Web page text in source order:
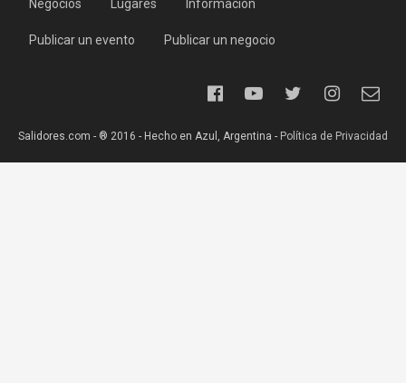
Negocios Lugares Información
Publicar un evento Publicar un negocio
Salidores.com - ® 2016 - Hecho en Azul, Argentina - Política de Privacidad